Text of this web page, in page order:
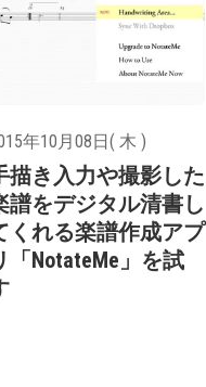
年10月08日( 木 )
描き入力や撮影した
譜をデジタル清書し
くれる楽譜作成アプ
「NotateMe」を試